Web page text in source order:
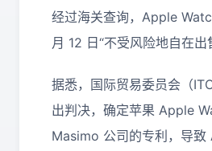
经过海关查询，Apple
月 12 日“不受风险地自在出
据悉，国际贸易委员会（
出判决，确定苹果 Apple
Masimo 公司的专利，导